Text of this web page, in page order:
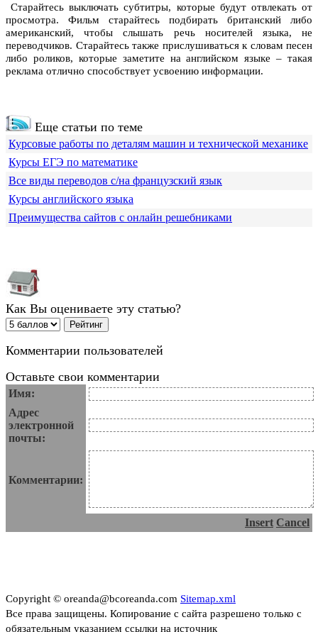
Старайтесь выключать субтитры, которые будут отвлекать от
просмотра. Фильм старайтесь подбирать британский либо
американский, чтобы слышать речь носителей языка, не
переводчиков. Старайтесь также прислушиваться к словам песен
либо роликов, которые заметите на английском языке – такая
реклама отлично способствует усвоению информации.
Еще статьи по теме
Курсовые работы по деталям машин и технической механике
Курсы ЕГЭ по математике
Все виды переводов с/на французский язык
Курсы английского языка
Преимущества сайтов с онлайн решебниками
Как Вы оцениваете эту статью?
Комментарии пользователей
Оставьте свои комментарии
Имя:
Адрес
электронной
почты:
Комментарии:
Insert Cancel
Copyright © oreanda@bcoreanda.com Sitemap.xml
Все права защищены. Копирование с сайта разрешено только с
обязательным указанием ссылки на источник